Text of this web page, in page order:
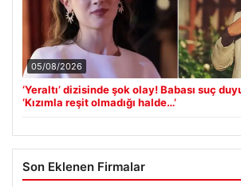
05/08/2026
‘Yeraltı’ dizisinde şok olay! Babası suç
‘Kızımla reşit olmadığı halde…’
Son Eklenen Firmalar